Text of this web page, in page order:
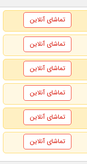
تماشای آنلاین
تماشای آنلاین
تماشای آنلاین
تماشای آنلاین
تماشای آنلاین
تماشای آنلاین